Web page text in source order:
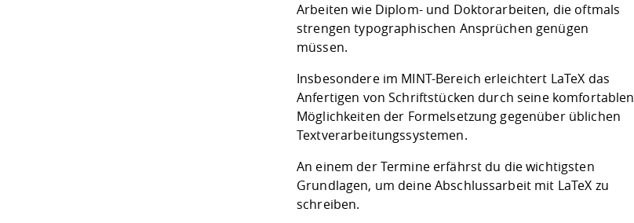
Arbeiten wie Diplom- und Doktorarbeiten, die oftmals
strengen typographischen Ansprüchen genügen
müssen.
Insbesondere im MINT-Bereich erleichtert LaTeX das
Anfertigen von Schriftstücken durch seine komfortablen
Möglichkeiten der Formelsetzung gegenüber üblichen
Textverarbeitungssystemen.
An einem der Termine erfährst du die wichtigsten
Grundlagen, um deine Abschlussarbeit mit LaTeX zu
schreiben.